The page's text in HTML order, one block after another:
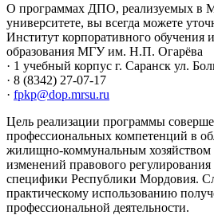
О программах ДПО, реализуемых в
университете, вы всегда можете
Институт корпоративного обучения
образования МГУ им. Н.П. Огарёва
· 1 учебный корпус г. Саранск ул.
· 8 (8342) 27-07-17
· fpkp@dop.mrsu.ru
Цель реализации программы
профессиональных компетенций в
жилищно-коммунальным хозяйством
изменений правового
специфики Республики Мордовия.
практическому использованию
профессиональной деятельности.